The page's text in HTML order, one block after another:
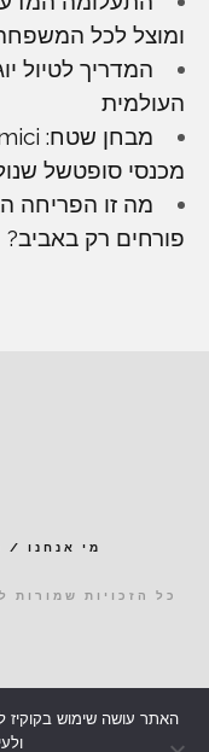
ומוצל לכל
המדריך לטיול
העולמית
מכנסי סופטשל
מה זו הפריחה
פורחים רק באביב?
מי אנחנו /
כל הזכויות שמורות לOUTPANEL ©
האתר עושה שימוש בקוקיז